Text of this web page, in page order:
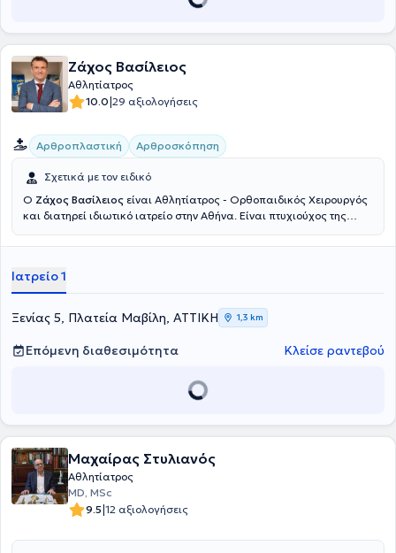
Ζάχος Βασίλειος
Αθλητίατρος
10.0|29 αξιολογήσεις
Αρθροπλαστική Αρθροσκόπηση
Σχετικά με τον ειδικό
Ο Ζάχος Βασίλειος είναι Αθλητίατρος - Ορθοπαιδικός Χειρουργός
και διατηρεί ιδιωτικό ιατρείο στην Αθήνα. Είναι πτυχιούχος της
Αθηνών και κάτοχος Διδακτορικού από την Ιατρική Σχολή του
πλούσια επαγγελματική καριέρα του έχει εργαστεί ως
ορθοπαιδικός χειρουργός σε Κλινικές της Αθήνας , ως Επικεφαλής
Αθλητίατρος στο Ποδοσφαιρικό Τμήμα της ΠΑΕ Πανιωνίου. Αξίζει να
αναφερθεί πως σήμερα, εκτός από την δραστηριοποίησή του ως
ιδιώτης ιατρός, διατελεί Διευθυντής Ορθοπαιδικός Χειρουργός,
Ανακατασκευής Αρθρώσεων Ελάχιστης Επεμβατικότητας και
του αντιμετωπίζει πληθώρα περιστατικών με γνώμονα την
επιστήμης του.
Ιατρείο 1
Ξενίας 5, Πλατεία Μαβίλη, ΑΤΤΙΚΗ 1,3 km
Επόμενη διαθεσιμότητα Κλείσε ραντεβού
Μαχαίρας Στυλιανός
Αθλητίατρος
MD, MSc
9.5|12 αξιολογήσεις